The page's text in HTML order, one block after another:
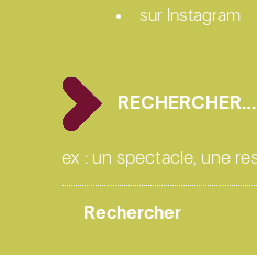
sur Instagram
RECHERCHER…